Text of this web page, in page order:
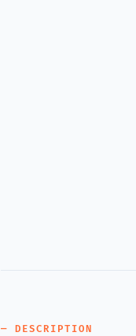
— DESCRIPTION